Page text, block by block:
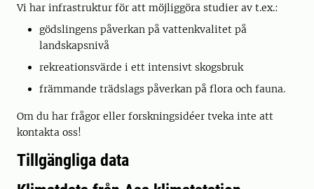
Vi har infrastruktur för att möjliggöra studier av t.ex.:
gödslingens påverkan på vattenkvalitet på
landskapsnivå
rekreationsvärde i ett intensivt skogsbruk
främmande trädslags påverkan på flora och fauna.
Om du har frågor eller forskningsidéer tveka inte att
kontakta oss!
Tillgängliga data